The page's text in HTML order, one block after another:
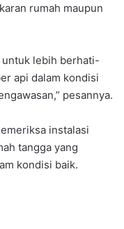
rumah maupun
untuk lebih berhati-
api dalam kondisi
pesannya.
instalasi
tangga yang
kondisi baik.